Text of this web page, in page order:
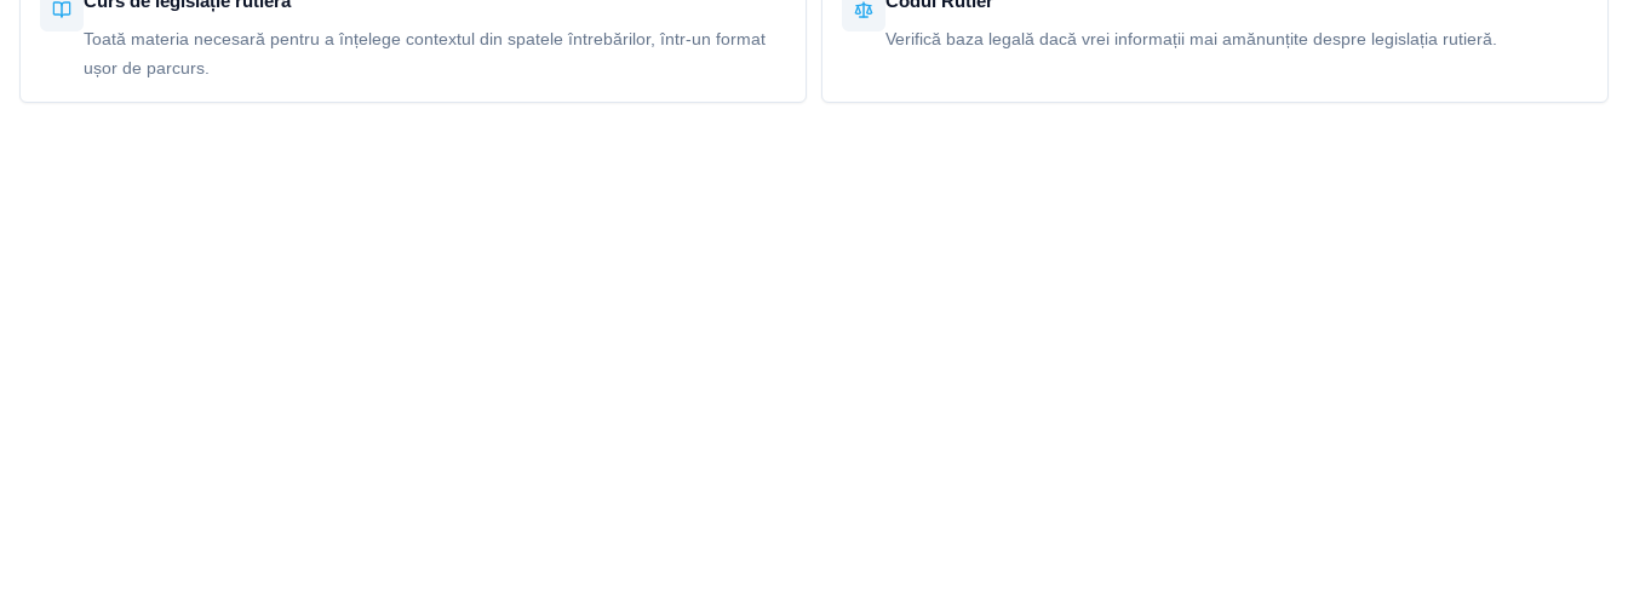
Toată materia necesară pentru a înțelege contextul din spatele întrebărilor, într-un format
ușor de parcurs.
Verifică baza legală dacă vrei informații mai amănunțite despre legislația rutieră.